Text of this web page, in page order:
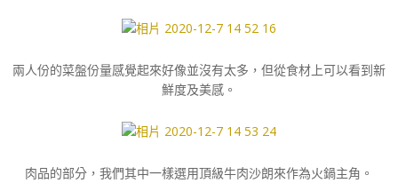
兩人份的菜盤份量感覺起來好像並沒有太多，但從食材上可以看到新
鮮度及美感。
肉品的部分，我們其中一樣選用頂級牛肉沙朗來作為火鍋主角。